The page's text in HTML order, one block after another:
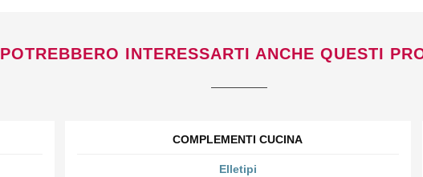
POTREBBERO INTERESSARTI ANCHE QUESTI
COMPLEMENTI CUCINA
Elletipi